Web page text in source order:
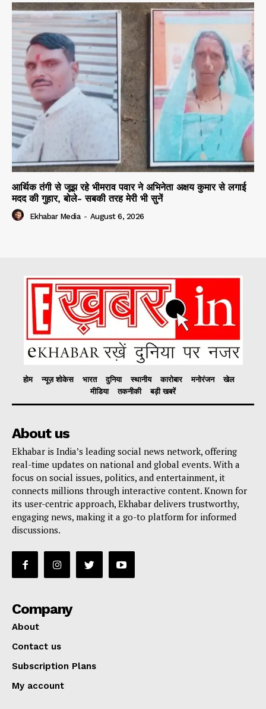
आर्थिक तंगी से जूझ रहे भीमराव पवार ने अभिनेता अक्षय कुमार से लगाई
मदद की गुहार, बोले- सबकी तरह मेरी भी सुनें
Ekhabar Media - August 6, 2026
होम न्यूज़ शोकेस भारत दुनिया स्थानीय कारोबार मनोरंजन
खेल
मीडिया
तकनीकी बड़ी खबरें
About us
Ekhabar is India’s leading social news network, offering
real-time updates on national and global events. With a
focus on social issues, politics, and entertainment, it
connects millions through interactive content. Known for
its user-centric approach, Ekhabar delivers trustworthy,
engaging news, making it a go-to platform for informed
discussions.
Company
About
Contact us
Subscription Plans
My account